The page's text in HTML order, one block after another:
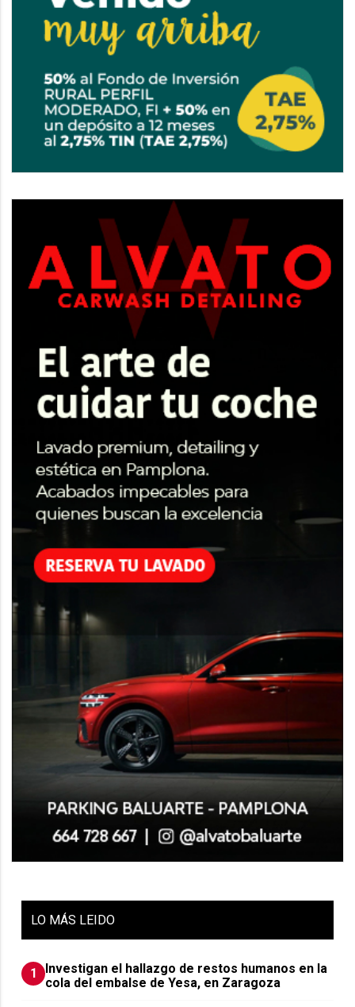
LO MÁS LEIDO
1
Investigan el hallazgo de restos humanos en la
cola del embalse de Yesa, en Zaragoza